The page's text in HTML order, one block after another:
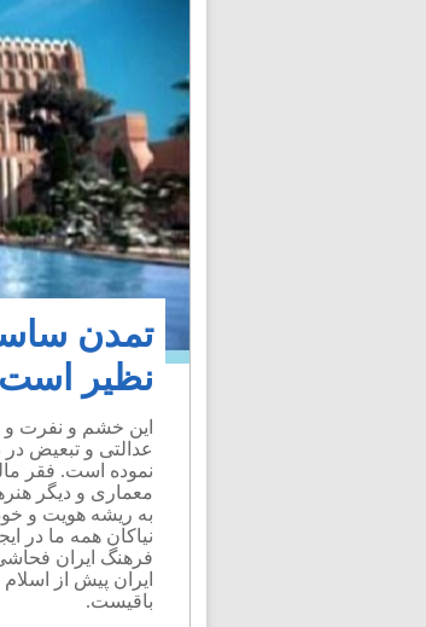
تمدن
نظیر
عدالتی و تبعیض
نموده است. فقر
معماری و دیگر
به ریشه هویت و
نیاکان همه ما در
فرهنگ ایران فحاشی
ایران پیش از
باقیست.